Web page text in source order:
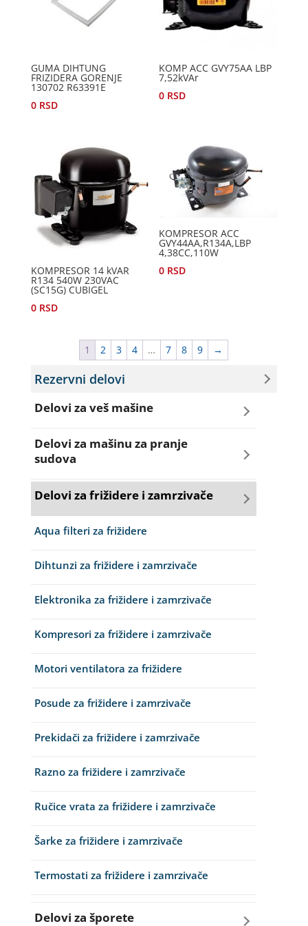
GUMA DIHTUNG
FRIZIDERA GORENJE
130702 R63391E
0 RSD
KOMP ACC GVY75AA LBP
7,52kVAr
0 RSD
KOMPRESOR 14 kVAR
R134 540W 230VAC
(SC15G) CUBIGEL
0 RSD
KOMPRESOR ACC
GVY44AA,R134A,LBP
4,38CC,110W
0 RSD
1 2 3 4 … 7 8 9 →
Rezervni delovi
Delovi za veš mašine
Amortizeri za veš mašinu
Rebra bubnja za veš mašinu
Delovi za mašinu za pranje
sudova
Creva za sudo mašine
Dihtunzi za sudo mašine
Elektroventili za sudo mašine
Filteri za sudo mašine
Grejači za sudo mašine
Korpe za sudo mašine
Posude za prašak i so za sudo mašine
Programatori i elektronika sudo mašine
Prskalice za sudo mašine
Pumpe za sudo mašine
Razno za sudo mašine
Ručice - mehanizmi vrata za sudo mašine
Delovi za frižidere i zamrzivače
Aqua filteri za frižidere
Dihtunzi za frižidere i zamrzivače
Elektronika za frižidere i zamrzivače
Kompresori za frižidere i zamrzivače
Motori ventilatora za frižidere
Posude za frižidere i zamrzivače
Prekidači za frižidere i zamrzivače
Razno za frižidere i zamrzivače
Ručice vrata za frižidere i zamrzivače
Šarke za frižidere i zamrzivače
Termostati za frižidere i zamrzivače
Delovi za šporete